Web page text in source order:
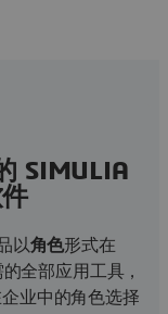
SIMULIA
以角色形式在
全部应用工具，
业中的角色选择